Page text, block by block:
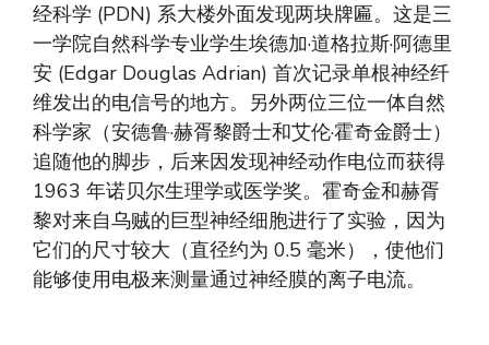
经科学 (PDN) 系大楼外面发现两块牌匾。这是三
一学院自然科学专业学生埃德加·道格拉斯·阿德里
安 (Edgar Douglas Adrian) 首次记录单根神经纤
维发出的电信号的地方。另外两位三位一体自然
科学家（安德鲁·赫胥黎爵士和艾伦·霍奇金爵士）
追随他的脚步，后来因发现神经动作电位而获得
1963 年诺贝尔生理学或医学奖。霍奇金和赫胥
黎对来自乌贼的巨型神经细胞进行了实验，因为
它们的尺寸较大（直径约为 0.5 毫米），使他们
能够使用电极来测量通过神经膜的离子电流。